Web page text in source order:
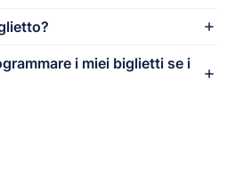
i miei biglietti se i